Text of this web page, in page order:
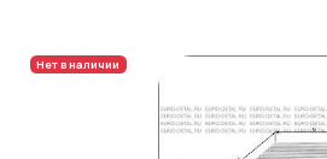
Нет в наличии